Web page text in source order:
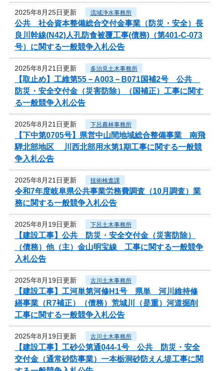
2025年8月25日更新 流域浄水事務所
公共 社会資本整備総合交付金事業（防災・安全）長
良川幹線(N42)人孔防食被覆工事(債務)（第401-C-073
号）に関する一般競争入札公告
2025年8月21日更新 多治見土木事務所
【取止め】工維第55－A003－B071国補2号 公共
防災・安全交付金（災害防除）（国補正）工事に関す
る一般競争入札公告
2025年8月21日更新 下呂農林事務所
【下中第0705号】県営中山間地域総合整備事業 南飛
騨北部地区 川西北部用水第1期工事に関する一般競
争入札公告
2025年8月21日更新 技術検査課
令和7年度岐阜県公共事業労務費調査（10月調査）業
務に関する一般競争入札公告
2025年8月19日更新 下呂土木事務所
【建設工事】公共 防災・安全交付金（災害防除）
（債務）他（主）金山明宝線 工事に関する一般競争
入札公告
2025年8月19日更新 古川土木事務所
【建設工事】工河単第河修H1号 県単 河川維持修
繕事業（R7補正）（債務）荒城川（是重）河道掘削
工事に関する一般競争入札公告
2025年8月19日更新 古川土木事務所
【建設工事】工砂公第通044-1号 公共 防災・安全
交付金（通常砂防事業）一本栃洞砂防えん堤工事に関